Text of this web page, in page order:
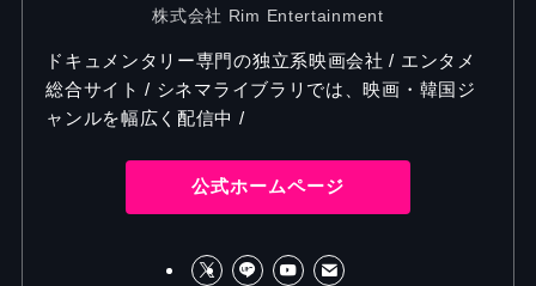
株式会社 Rim Entertainment
ドキュメンタリー専門の独立系映画会社 / エンタメ
総合サイト / シネマライブラリでは、映画・韓国ジ
ャンルを幅広く配信中 /
公式ホームページ